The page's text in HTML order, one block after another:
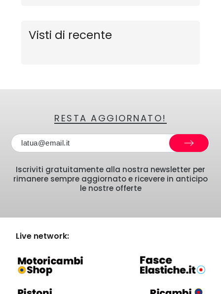
Visti di recente
RESTA AGGIORNATO!
Iscriviti gratuitamente alla nostra newsletter per
rimanere sempre aggiornato e ricevere in anticipo
le nostre offerte
Live network: